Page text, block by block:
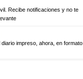
Recibe notificaciones y no te
impreso, ahora, en formato